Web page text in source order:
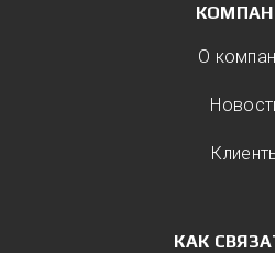
О
КАК